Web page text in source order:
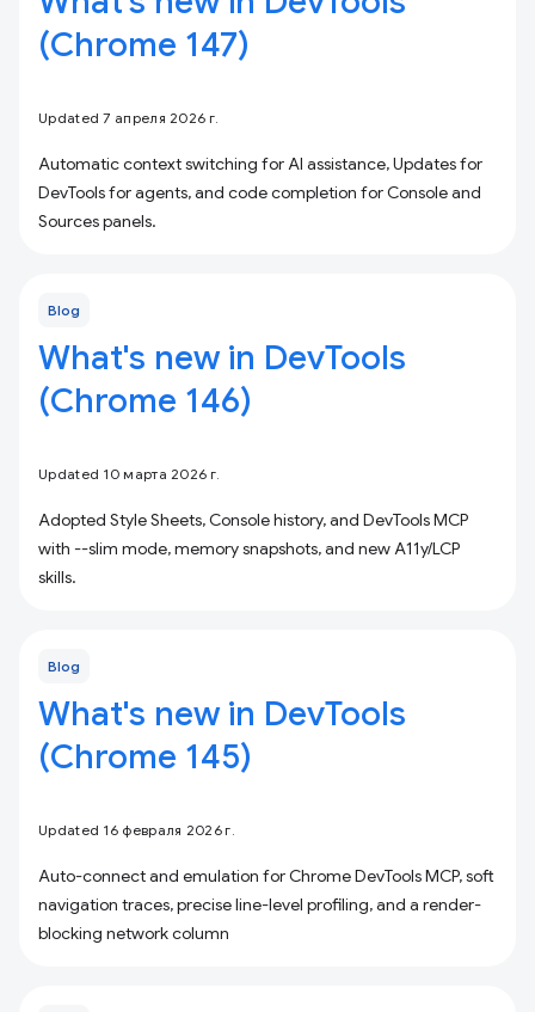
(Chrome 147)
Updated 7 апреля 2026 г.
Automatic context switching for AI assistance, Updates for
DevTools for agents, and code completion for Console and
Sources panels.
Blog
What's new in DevTools
(Chrome 146)
Updated 10 марта 2026 г.
Adopted Style Sheets, Console history, and DevTools MCP
with --slim mode, memory snapshots, and new A11y/LCP
skills.
Blog
What's new in DevTools
(Chrome 145)
Updated 16 февраля 2026 г.
Auto-connect and emulation for Chrome DevTools MCP, soft
navigation traces, precise line-level profiling, and a render-
blocking network column